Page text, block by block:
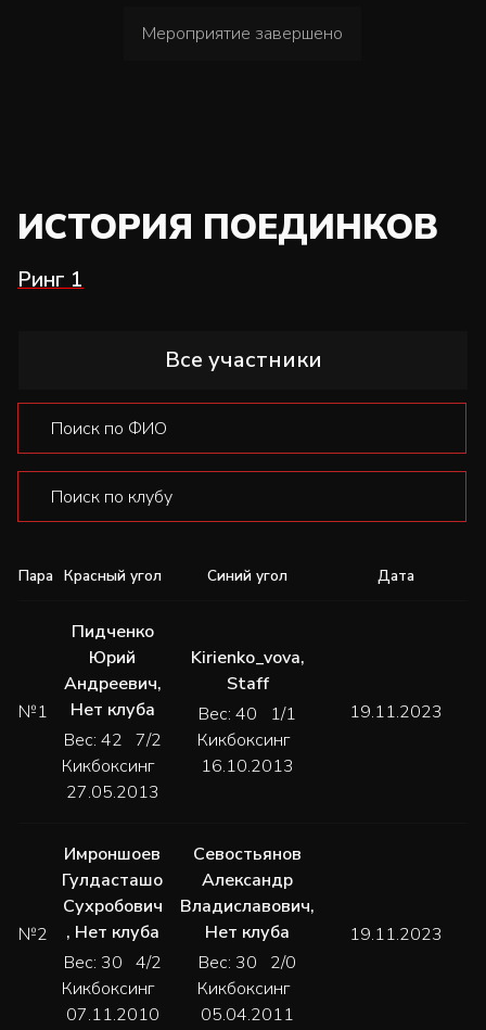
Мероприятие завершено
ИСТОРИЯ ПОЕДИНКОВ
Ринг 1
Все участники
Пара Красный угол Синий угол Дата
№1
Пидченко
Юрий
Андреевич,
Нет клуба
Вес: 42 7/2
Кикбоксинг
27.05.2013
Kirienko_vova,
Staff
Вес: 40 1/1
Кикбоксинг
16.10.2013
19.11.2023
№2
Имроншоев
Гулдасташо
Сухробович
, Нет клуба
Вес: 30 4/2
Кикбоксинг
07.11.2010
Севостьянов
Александр
Владиславович,
Нет клуба
Вес: 30 2/0
Кикбоксинг
05.04.2011
19.11.2023